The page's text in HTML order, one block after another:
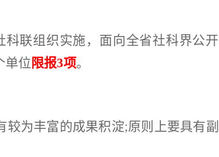
联组织实施，面向全省社科界公
单位 限报3项。
较为丰富的成果积淀;原则上要具有